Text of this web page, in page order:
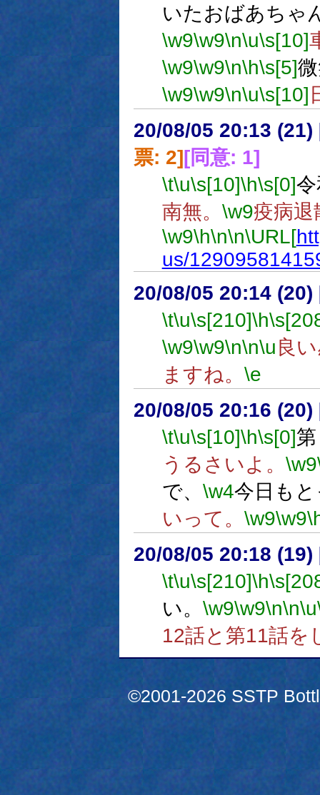
いたおばあちゃ
\w9\w9\n\u\s[10]
\w9\w9\n\h\s[5]
\w9\w9\n\u\s[10]
20/08/05 20:13 (21)
票: 2][同意: 1]
\t\u\s[10]\h\s[0]
南無。 \w9疫病退
\w9\h\n\n\URL[
us/
20/08/05 20:14 (20)
\t\u\s[210]\h
\w9\w9\n\n\u良
ますね。 \e
20/08/05 20:16 (20)
\t\u\s[10]\h\s[0]
うるさいよ。 \w9
で、 \w4今日も
いって。 \w9\w9
20/08/05 20:18 (19)
\t\u\s[210]\h
い。 \w9\w9\n\n\u
12話と第11話
©2001-2026 SSTP